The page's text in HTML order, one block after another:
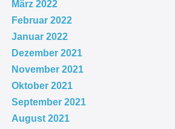
März 2022
Februar 2022
Januar 2022
Dezember 2021
November 2021
Oktober 2021
September 2021
August 2021